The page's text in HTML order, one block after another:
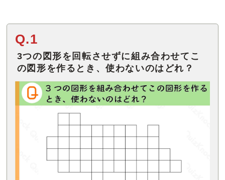
Q.1
3つの図形を回転させずに組み合わせてこ
の図形を作るとき、使わないのはどれ？